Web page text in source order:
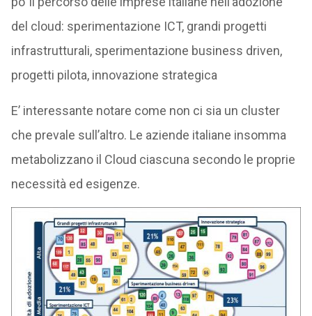
del cloud: sperimentazione ICT, grandi progetti
infrastrutturali, sperimentazione business driven,
progetti pilota, innovazione strategica
E’ interessante notare come non ci sia un cluster
che prevale sull’altro. Le aziende italiane insomma
metabolizzano il Cloud ciascuna secondo le proprie
necessità ed esigenze.